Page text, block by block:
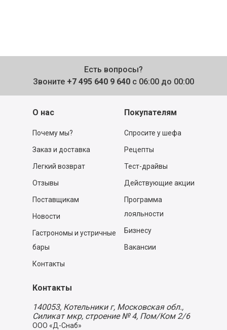
Есть вопросы?
Звоните +7 495 640 9 640 с 06:00 до 00:00
О нас
Почему мы?
Заказ и доставка
Легкий возврат
Отзывы
Поставщикам
Новости
Гастрономы и устричные
бары
Контакты
Покупателям
Спросите у шефа
Рецепты
Тест-драйвы
Действующие акции
Программа
лояльности
Бизнесу
Вакансии
Контакты
140053, Котельники г, Московская обл.,
Силикат мкр, строение № 4, Пом/Ком 2/6
ООО «Д-Снаб»